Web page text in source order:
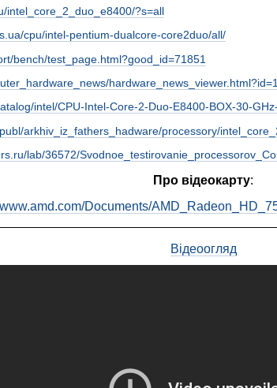
intel_core_2_duo_e8400/?s=all
cpu/intel-pentium-dualcore-core2duo/all/
bench/test_page.html?good_id=71851
intel/CPU-Intel-Core-2-Duo-E8400-BOX-30-
arkhiv_iz_fathers_hadware/processory/
lab/36572/
Про відеокарту:
Documents/
Відеоогляд